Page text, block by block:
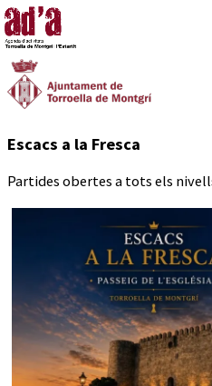
Escacs a la Fresca
Partides obertes a tots els